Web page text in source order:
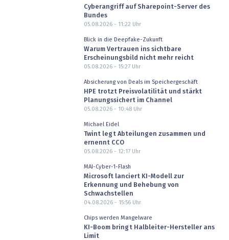
Cyberangriff auf Sharepoint-Server des
Bundes
05.08.2026 - 11:22 Uhr
Blick in die Deepfake-Zukunft
Warum Vertrauen ins sichtbare
Erscheinungsbild nicht mehr reicht
05.08.2026 - 15:27Uhr
Absicherung von Deals im Speichergeschäft
HPE trotzt Preisvolatilität und stärkt
Planungssichert im Channel
05.08.2026 - 10:48Uhr
Michael Eidel
Twint legt Abteilungen zusammen und
ernennt CCO
05.08.2026 - 12:17Uhr
MAI-Cyber-1-Flash
Microsoft lanciert KI-Modell zur
Erkennung und Behebung von
Schwachstellen
04.08.2026 - 15:56Uhr
Chips werden Mangelware
KI-Boom bringt Halbleiter-Hersteller ans
Limit